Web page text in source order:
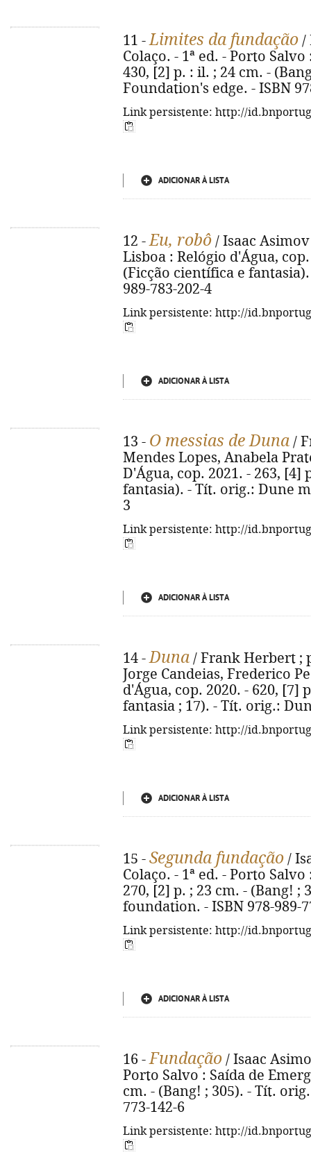
11 -Limites da fundação /
Colaço. - 1ª ed. - Porto
430, [2] p. : il. ; 24 cm. -
Foundation's edge. - ISBN
Link persistente: http://
ADICIONAR À LISTA
12 -Eu, robô / Isaac
Lisboa : Relógio d'Água,
(Ficção científica e
989-783-202-4
Link persistente: http://
ADICIONAR À LISTA
13 - O messias de Duna /
Mendes Lopes, Anabela
D'Água, cop. 2021. - 263, [4]
fantasia). - Tít. orig.: Dune
3
Link persistente: http://
ADICIONAR À LISTA
14 -Duna / Frank Herbert ;
Jorge Candeias, Frederico
d'Água, cop. 2020. - 620, [7]
fantasia ; 17). - Tít. orig.:
Link persistente: http://
ADICIONAR À LISTA
15 - Segunda fundação /
Colaço. - 1ª ed. - Porto
270, [2] p. ; 23 cm. - (Bang! ;
foundation. - ISBN 978-989-
Link persistente: http://
ADICIONAR À LISTA
16 -Fundação / Isaac
Porto Salvo : Saída de
cm. - (Bang! ; 305). - Tít.
773-142-6
Link persistente: http://